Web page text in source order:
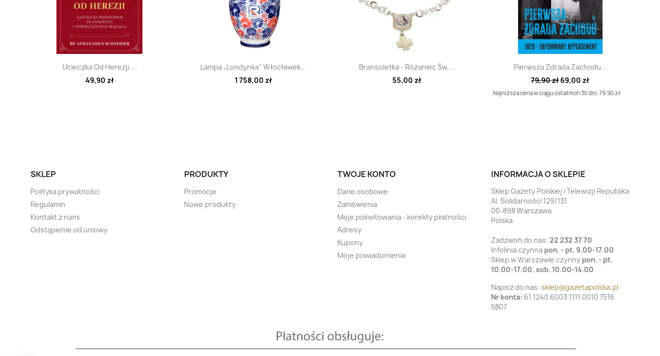
Szybki podgląd
Ucieczka Od Herezji....
49,90 zł
 Szybki podgląd
Lampa „Londynka” Włocławek...
1 758,00 zł
Szybki podgląd
Bransoletka - Różaniec Św....
55,00 zł
Szybki podgląd
Pierwsza Zdrada Zachodu...
79,90 zł69,00 zł
Najniższa cena w ciągu ostatnich 30 dni: 79.90 zł
SKLEP
Polityka prywatności
Regulamin
Kontakt z nami
Odstąpienie od umowy
PRODUKTY
Promocje
Nowe produkty
TWOJE KONTO
Dane osobowe
Zamówienia
Moje pokwitowania - korekty płatności
Adresy
Kupony
Moje powiadomienia
INFORMACJA O SKLEPIE
Sklep Gazety Polskiej i Telewizji Republika
Al. Solidarności 129/131
00-898 Warszawa
Polska
Zadzwoń do nas: 22 232 37 70
Infolinia czynna pon. - pt. 9.00-17.00
Sklep w Warszawie czynny pon. - pt.
10.00-17.00, sob. 10.00-14.00
Napisz do nas: sklep@gazetapolska.pl
Nr konta: 61 1240 6003 1111 0010 7516
5807